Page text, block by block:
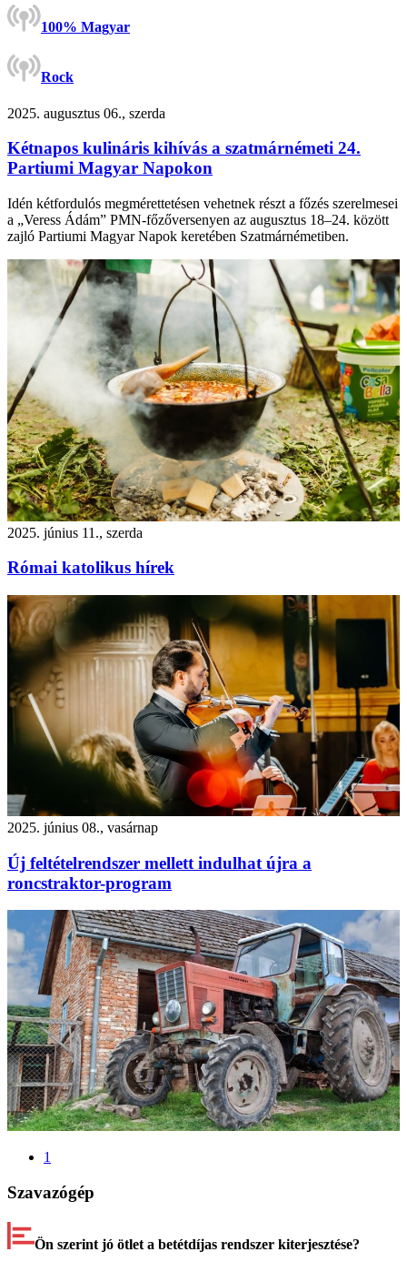
100% Magyar
Rock
2025. augusztus 06., szerda
Kétnapos kulináris kihívás a szatmárnémeti 24.
Partiumi Magyar Napokon
Idén kétfordulós megmérettetésen vehetnek részt a főzés szerelmesei
a „Veress Ádám” PMN-főzőversenyen az augusztus 18–24. között
zajló Partiumi Magyar Napok keretében Szatmárnémetiben.
2025. június 11., szerda
Római katolikus hírek
2025. június 08., vasárnap
Új feltételrendszer mellett indulhat újra a
roncstraktor-program
1
Szavazógép
Ön szerint jó ötlet a betétdíjas rendszer kiterjesztése?